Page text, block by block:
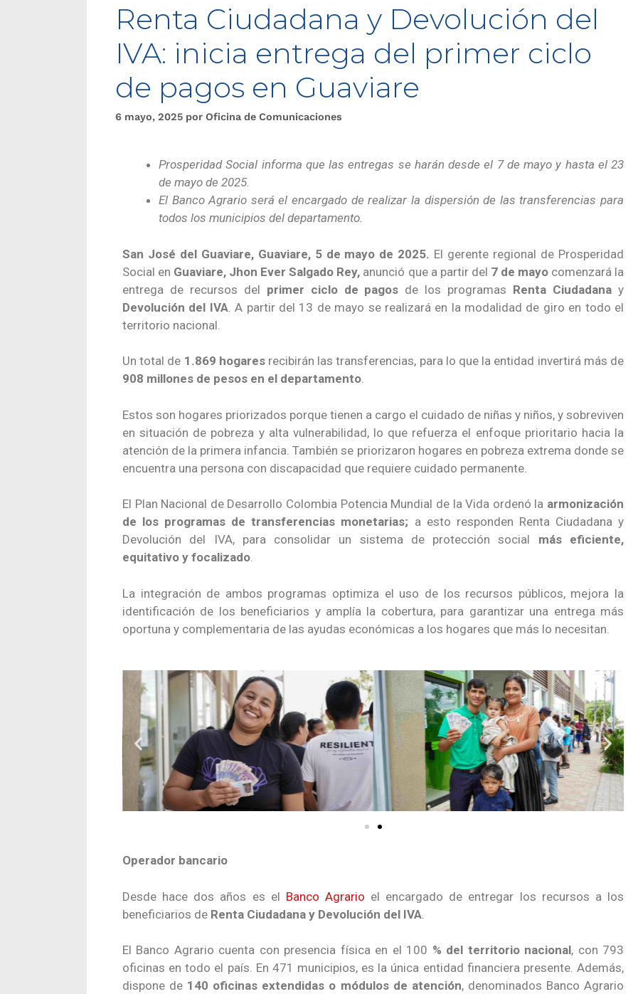
Renta Ciudadana y Devolución del
IVA: inicia entrega del primer ciclo
de pagos en Guaviare
6 mayo, 2025 por Oficina de Comunicaciones
Prosperidad Social informa que las entregas se harán desde el 7 de mayo y hasta el 23
de mayo de 2025.
El Banco Agrario será el encargado de realizar la dispersión de las transferencias para
todos los municipios del departamento.
San José del Guaviare, Guaviare, 5 de mayo de 2025. El gerente regional de Prosperidad
Social en Guaviare, Jhon Ever Salgado Rey, anunció que a partir del 7 de mayocomenzará la
entrega de recursos del primer ciclo de pagos de los programas Renta Ciudadana y
Devolución del IVA. A partir del 13 de mayo se realizará en la modalidad de giro en todo el
territorio nacional.
Un total de 1.869 hogaresrecibirán las transferencias, para lo que la entidad invertirá más de
908 millones de pesos en el departamento.
Estos son hogares priorizados porque tienen a cargo el cuidado de niñas y niños, y sobreviven
en situación de pobreza y alta vulnerabilidad, lo que refuerza el enfoque prioritario hacia la
atención de la primera infancia. También se priorizaron hogares en pobreza extrema donde se
encuentra una persona con discapacidad que requiere cuidado permanente.
El Plan Nacional de Desarrollo Colombia Potencia Mundial de la Vida ordenó la armonización
de los programas de transferencias monetarias; a esto responden Renta Ciudadana y
Devolución del IVA, para consolidar un sistema de protección social más eficiente,
equitativo y focalizado.
La integración de ambos programas optimiza el uso de los recursos públicos, mejora la
identificación de los beneficiarios y amplía la cobertura, para garantizar una entrega más
oportuna y complementaria de las ayudas económicas a los hogares que más lo necesitan.
Operador bancario
Desde hace dos años es el Banco Agrario el encargado de entregar los recursos a los
beneficiarios de Renta Ciudadana y Devolución del IVA
El Banco Agrario cuenta con presencia física en el 100 % del territorio nacional, con 793
oficinas en todo el país. En 471 municipios, es la única entidad financiera presente. Además,
dispone de 140 oficinas extendidas o módulos de atención, denominados Banco Agrario